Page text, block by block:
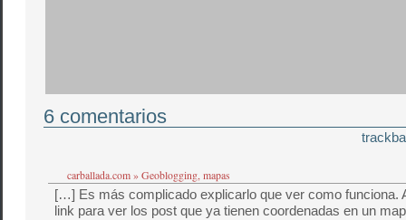
6 comentarios
carballada.com » Geoblogging, mapas
[…] Es más complicado explicarlo que ver como funciona.
link para ver los post que ya tienen coordenadas en un